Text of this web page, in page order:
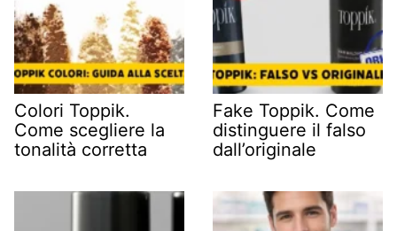
Colori Toppik.
Come scegliere la
tonalità corretta
Fake Toppik. Come
distinguere il falso
dall’originale